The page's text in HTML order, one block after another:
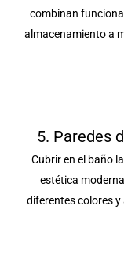
combinan
almacenamiento a
5. Paredes
Cubrir en el baño
estética
diferentes colores